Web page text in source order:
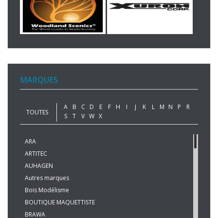
MARQUES
TOUTES
A B C D E F H I J K L M N P
R
S
T V W X
ARA
ARTITEC
AUHAGEN
Autres marques
Bois Modélisme
BOUTIQUE MAQUETTISTE
BRAWA